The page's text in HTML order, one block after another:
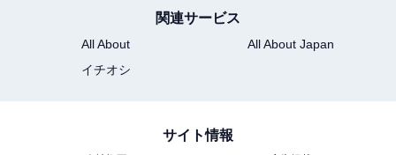
関連サービス
All About
All About Japan
イチオシ
サイト情報